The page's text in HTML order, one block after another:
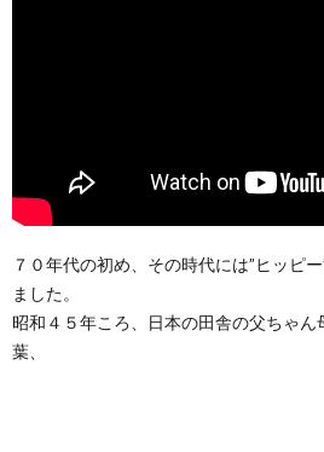
７０年代の初め、その時代には”ヒッピ
ました。
昭和４５年ころ、日本の田舎の父ちゃ
葉、